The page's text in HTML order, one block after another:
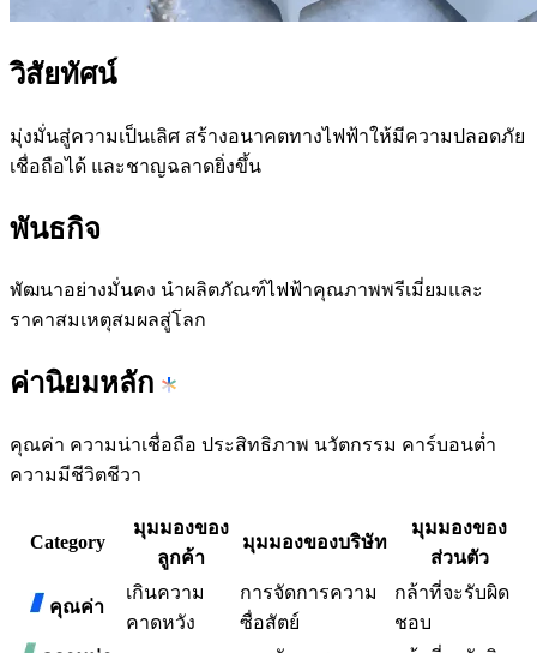
วิสัยทัศน์
มุ่งมั่นสู่ความเป็นเลิศ สร้างอนาคตทางไฟฟ้าให้มีความปลอดภัย
เชื่อถือได้ และชาญฉลาดยิ่งขึ้น
พันธกิจ
พัฒนาอย่างมั่นคง นำผลิตภัณฑ์ไฟฟ้าคุณภาพพรีเมี่ยมและ
ราคาสมเหตุสมผลสู่โลก
ค่านิยมหลัก
คุณค่า ความน่าเชื่อถือ ประสิทธิภาพ นวัตกรรม คาร์บอนต่ำ
ความมีชีวิตชีวา
Category
มุมมองของ
ลูกค้า
มุมมองของบริษัท
มุมมองของ
ส่วนตัว
คุณค่า
เกินความ
คาดหวัง
การจัดการความ
ซื่อสัตย์
กล้าที่จะรับผิด
ชอบ